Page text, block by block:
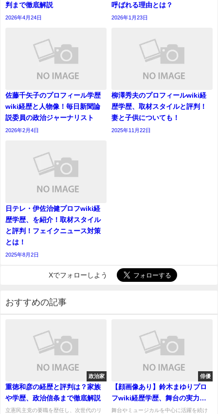
判まで徹底解説
2026年4月24日
呼ばれる理由とは？
2026年1月23日
佐藤千矢子のプロフィール学歴
wiki経歴と人物像！毎日新聞論
説委員の政治ジャーナリスト
2026年2月4日
柳澤秀夫のプロフィールwiki経
歴学歴、取材スタイルと評判！
妻と子供についても！
2025年11月22日
日テレ・伊佐治健プロフwiki経
歴学歴、を紹介！取材スタイル
と評判！フェイクニュース対策
とは！
2025年8月2日
Xでフォローしよう
おすすめの記事
政治家
重徳和彦の経歴と評判は？家族
や学歴、政治信条まで徹底解説
立憲民主党の要職を歴任し、次世代のリ
俳優
【顔画像あり】鈴木まゆりプロ
フwiki経歴学歴、舞台の実力派
女優の人物像まとめ
舞台やミュージカルを中心に活躍を続け